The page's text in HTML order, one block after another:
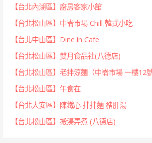
【台北內湖區】廚房客家小館
【台北松山區】中崙市場 Chill 韓式小吃
【台北中山區】Dine in Cafe
【台北松山區】雙月食品社(八德店)
【台北松山區】老拌涼麵（中崙市場 一樓12
【台北松山區】午食在
【台北大安區】陳鐵心 拌拌麵 豬肝湯
【台北松山區】搬湯弄煮 (八德店)